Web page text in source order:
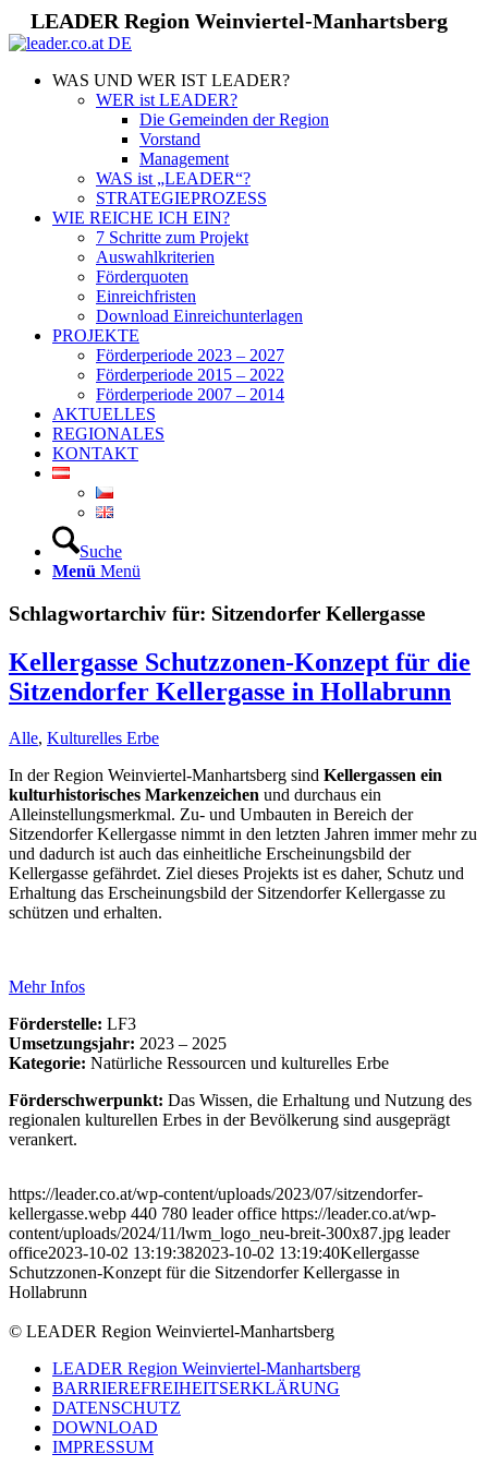
LEADER Region Weinviertel-Manhartsberg
WAS UND WER IST LEADER?
WER ist LEADER?
Die Gemeinden der Region
Vorstand
Management
WAS ist „LEADER“?
STRATEGIEPROZESS
WIE REICHE ICH EIN?
7 Schritte zum Projekt
Auswahlkriterien
Förderquoten
Einreichfristen
Download Einreichunterlagen
PROJEKTE
Förderperiode 2023 – 2027
Förderperiode 2015 – 2022
Förderperiode 2007 – 2014
AKTUELLES
REGIONALES
KONTAKT
Suche
Menü Menü
Schlagwortarchiv für: Sitzendorfer Kellergasse
Kellergasse Schutzzonen-Konzept für die
Sitzendorfer Kellergasse in Hollabrunn
Alle, Kulturelles Erbe
In der Region Weinviertel-Manhartsberg sind Kellergassen ein
kulturhistorisches Markenzeichen und durchaus ein
Alleinstellungsmerkmal. Zu- und Umbauten in Bereich der
Sitzendorfer Kellergasse nimmt in den letzten Jahren immer mehr zu
und dadurch ist auch das einheitliche Erscheinungsbild der
Kellergasse gefährdet. Ziel dieses Projekts ist es daher, Schutz und
Erhaltung das Erscheinungsbild der Sitzendorfer Kellergasse zu
schützen und erhalten.
Mehr Infos
Förderstelle: LF3
Umsetzungsjahr: 2023 – 2025
Kategorie: Natürliche Ressourcen und kulturelles Erbe
Förderschwerpunkt: Das Wissen, die Erhaltung und Nutzung des
regionalen kulturellen Erbes in der Bevölkerung sind ausgeprägt
verankert.
https://leader.co.at/wp-content/uploads/2023/07/sitzendorfer-
kellergasse.webp 440 780 leader office https://leader.co.at/wp-
content/uploads/2024/11/lwm_logo_neu-breit-300x87.jpg leader
office2023-10-02 13:19:382023-10-02 13:19:40Kellergasse
Schutzzonen-Konzept für die Sitzendorfer Kellergasse in
Hollabrunn
© LEADER Region Weinviertel-Manhartsberg
LEADER Region Weinviertel-Manhartsberg
BARRIEREFREIHEITSERKLÄRUNG
DATENSCHUTZ
DOWNLOAD
IMPRESSUM